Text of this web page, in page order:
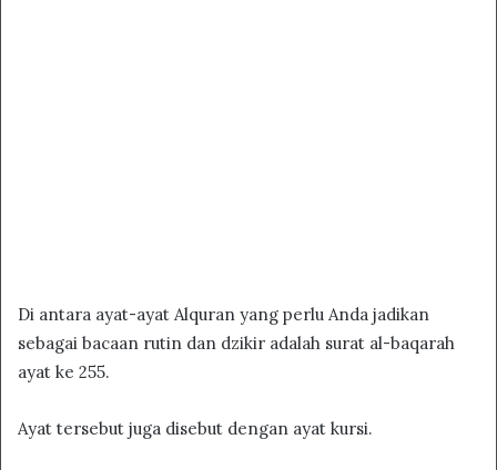
Di antara ayat-ayat Alquran yang perlu Anda jadikan
sebagai bacaan rutin dan dzikir adalah surat al-baqarah
ayat ke 255.
Ayat tersebut juga disebut dengan ayat kursi.